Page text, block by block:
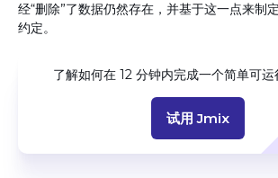
经“删除”了数据仍然存在，并基于这一点来制
约定。
了解如何在 12 分钟内完成一个简单可
试用 Jmix